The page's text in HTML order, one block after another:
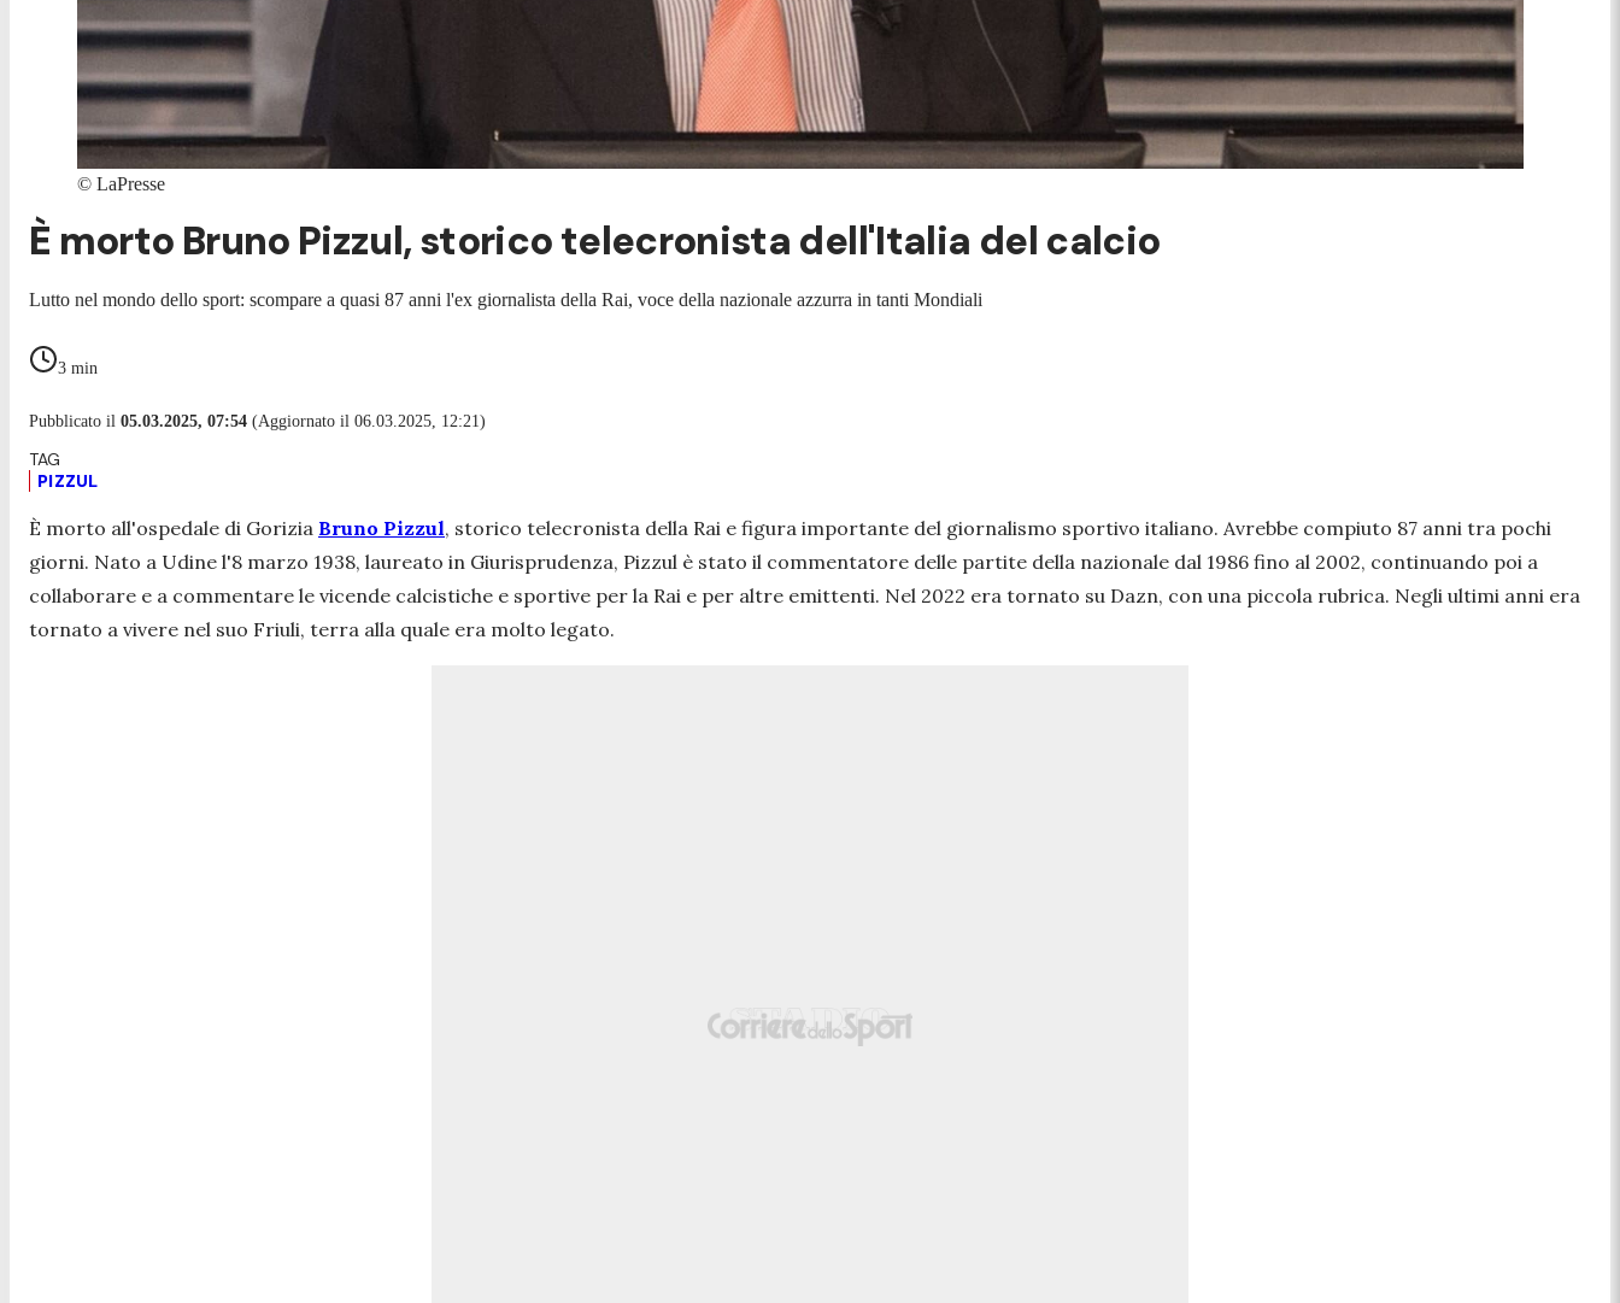
© LaPresse
È morto Bruno Pizzul, storico telecronista dell'Italia del calcio
Lutto nel mondo dello sport: scompare a quasi 87 anni l'ex giornalista della Rai, voce della nazionale azzurra in tanti Mondiali
3 min
Pubblicato il 05.03.2025, 07:54 (Aggiornato il 06.03.2025, 12:21)
PIZZUL
È morto all'ospedale di Gorizia Bruno Pizzul, storico telecronista della Rai e figura importante del giornalismo sportivo italiano. Avrebbe compiuto 87 anni tra pochi
giorni. Nato a Udine l'8 marzo 1938, laureato in Giurisprudenza, Pizzul è stato il commentatore delle partite della nazionale dal 1986 fino al 2002, continuando poi a
collaborare e a commentare le vicende calcistiche e sportive per la Rai e per altre emittenti. Nel 2022 era tornato su Dazn, con una piccola rubrica. Negli ultimi anni era
tornato a vivere nel suo Friuli, terra alla quale era molto legato.